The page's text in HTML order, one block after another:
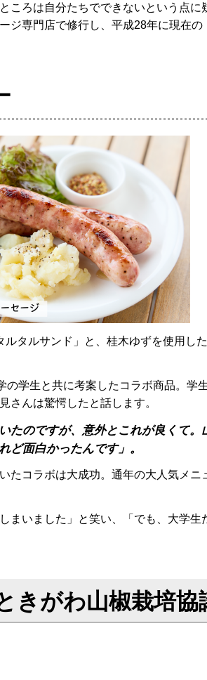
ころは自分たちでできないという点に
ジ専門店で修行し、平成28年に現在の
タルサンド」と、桂木ゆずを使用し
学生と共に考案したコラボ商品。学
さんは驚愕したと話します。
たのですが、意外とこれが良くて。
ど面白かったんです」。
たコラボは大成功。通年の大人気メニ
まいました」と笑い、「でも、大学生
きがわ山椒栽培協